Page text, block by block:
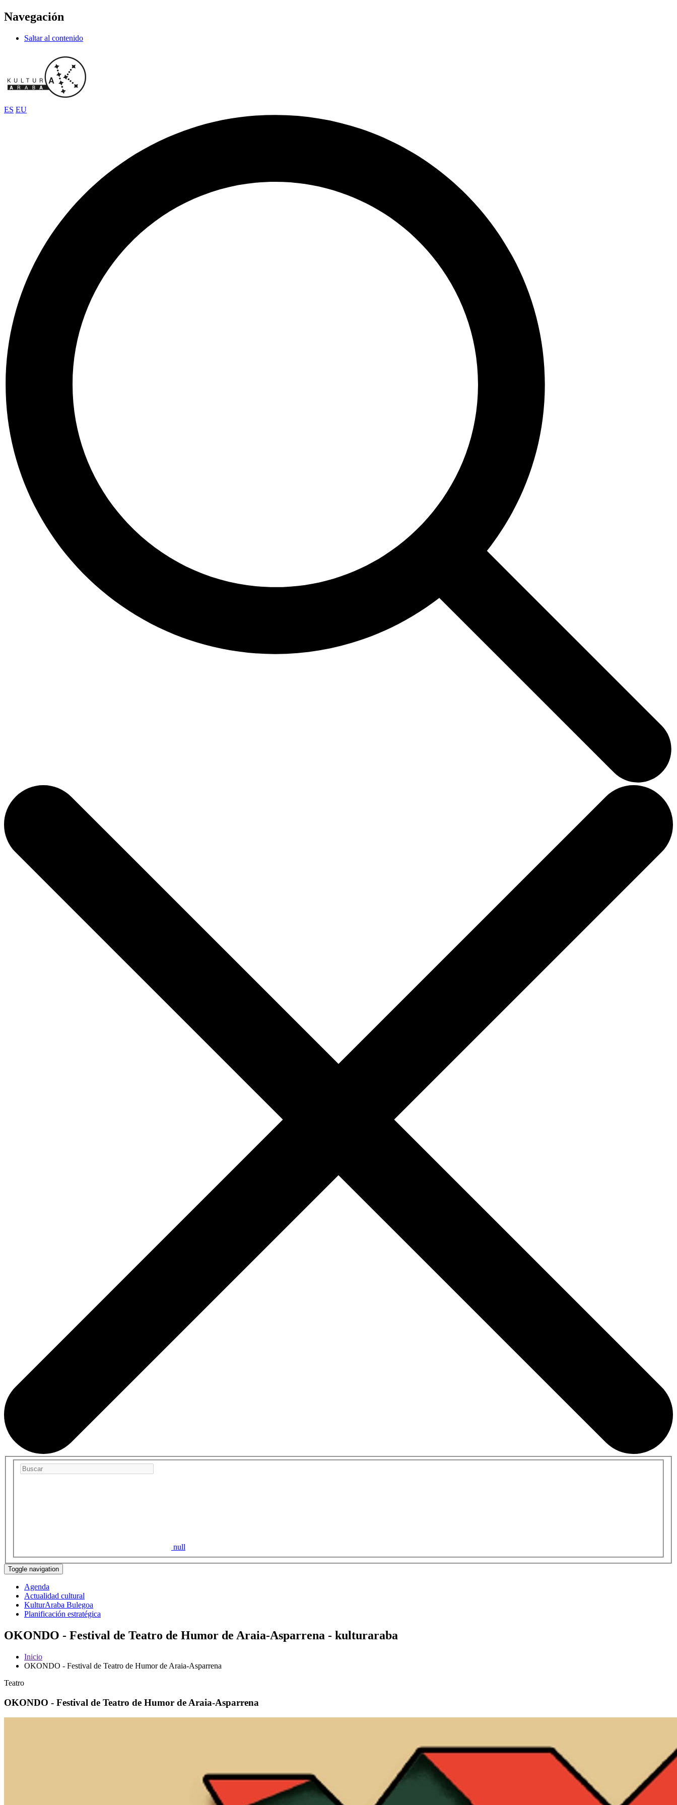
Navegación
Saltar al contenido
ES EU
null
Toggle navigation
Agenda
Actualidad cultural
KulturAraba Bulegoa
Planificación estratégica
OKONDO - Festival de Teatro de Humor de Araia-Asparrena - kulturaraba
Inicio
OKONDO - Festival de Teatro de Humor de Araia-Asparrena
Teatro
OKONDO - Festival de Teatro de Humor de Araia-Asparrena